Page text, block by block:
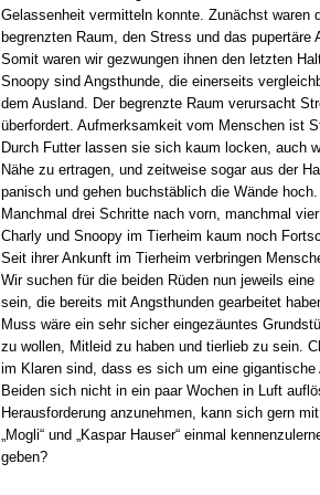
Gelassenheit vermitteln konnte. Zunächst waren
begrenzten Raum, den Stress und das pupertäre
Somit waren wir gezwungen ihnen den letzten
Snoopy sind Angsthunde, die einerseits
dem Ausland. Der begrenzte Raum verursacht
überfordert. Aufmerksamkeit vom Menschen ist
Durch Futter lassen sie sich kaum locken, auch
Nähe zu ertragen, und zeitweise sogar aus der
panisch und gehen buchstäblich die Wände
Manchmal drei Schritte nach vorn, manchmal
Charly und Snoopy im Tierheim kaum noch
Seit ihrer Ankunft im Tierheim verbringen
Wir suchen für die beiden Rüden nun jeweils
sein, die bereits mit Angsthunden gearbeitet
Muss wäre ein sehr sicher eingezäuntes
zu wollen, Mitleid zu haben und tierlieb zu sein.
im Klaren sind, dass es sich um eine
Beiden sich nicht in ein paar Wochen in Luft
Herausforderung anzunehmen, kann sich gern
„Mogli“ und „Kaspar Hauser“ einmal
geben?